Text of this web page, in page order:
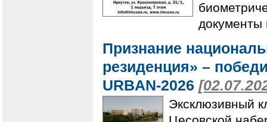
документы
Признание
резиденция» –
URBAN-2026
Эксклюзивный